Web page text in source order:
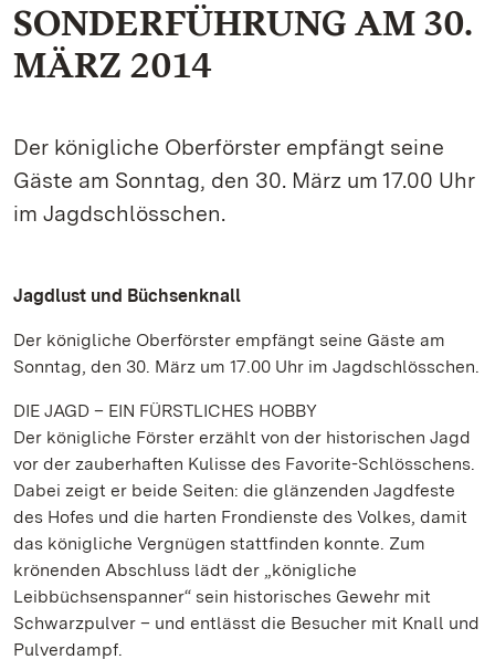
SONDERFÜHRUNG AM 30.
MÄRZ 2014
Der königliche Oberförster empfängt seine
Gäste am Sonntag, den 30. März um 17.00 Uhr
im Jagdschlösschen.
Jagdlust und Büchsenknall
Der königliche Oberförster empfängt seine Gäste am
Sonntag, den 30. März um 17.00 Uhr im Jagdschlösschen.
DIE JAGD – EIN FÜRSTLICHES HOBBY
Der königliche Förster erzählt von der historischen Jagd
vor der zauberhaften Kulisse des Favorite-Schlösschens.
Dabei zeigt er beide Seiten: die glänzenden Jagdfeste
des Hofes und die harten Frondienste des Volkes, damit
das königliche Vergnügen stattfinden konnte. Zum
krönenden Abschluss lädt der „königliche
Leibbüchsenspanner“ sein historisches Gewehr mit
Schwarzpulver – und entlässt die Besucher mit Knall und
Pulverdampf.